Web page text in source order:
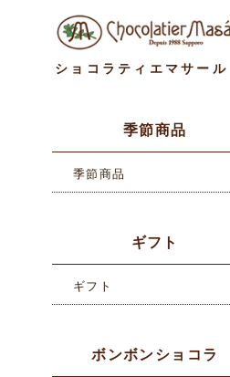
ショコラティエマサー
季節商品
季節商品
ギフト
ギフト
ボンボンショコラ